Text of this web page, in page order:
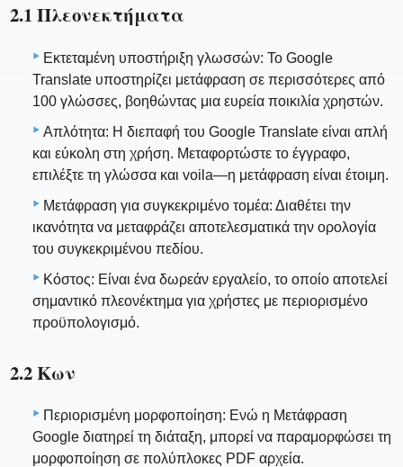
2.1 Πλεονεκτήματα
Εκτεταμένη υποστήριξη γλωσσών: Το Google
Translate υποστηρίζει μετάφραση σε περισσότερες από
100 γλώσσες, βοηθώντας μια ευρεία ποικιλία χρηστών.
Απλότητα: Η διεπαφή του Google Translate είναι απλή
και εύκολη στη χρήση. Μεταφορτώστε το έγγραφο,
επιλέξτε τη γλώσσα και voila—η μετάφραση είναι έτοιμη.
Μετάφραση για συγκεκριμένο τομέα: Διαθέτει την
ικανότητα να μεταφράζει αποτελεσματικά την ορολογία
του συγκεκριμένου πεδίου.
Κόστος: Είναι ένα δωρεάν εργαλείο, το οποίο αποτελεί
σημαντικό πλεονέκτημα για χρήστες με περιορισμένο
προϋπολογισμό.
2.2 Κων
Περιορισμένη μορφοποίηση: Ενώ η Μετάφραση
Google διατηρεί τη διάταξη, μπορεί να παραμορφώσει τη
μορφοποίηση σε πολύπλοκες PDF αρχεία.